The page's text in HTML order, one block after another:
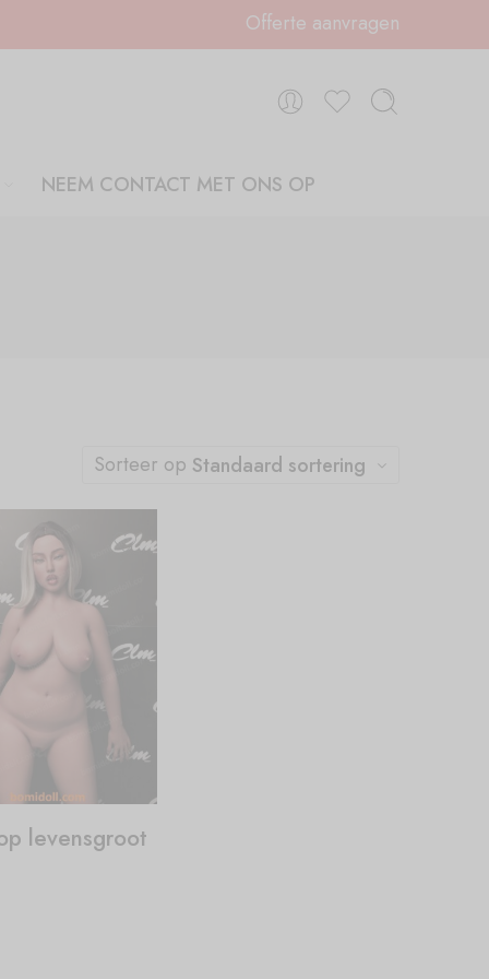
Offerte aanvragen
NEEM CONTACT MET ONS OP
Sorteer op Standaard sortering
levensgroot